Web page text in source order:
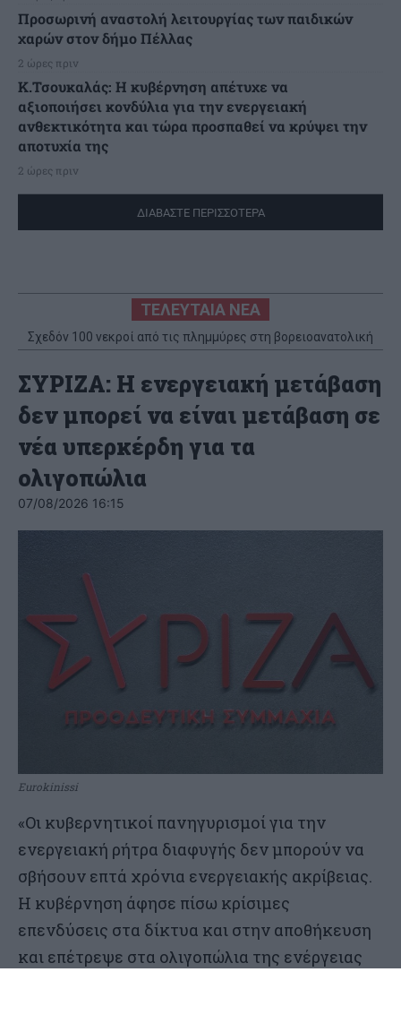
Προσωρινή αναστολή λειτουργίας των παιδικών
χαρών στον δήμο Πέλλας
2 ώρες πριν
Κ.Τσουκαλάς: Η κυβέρνηση απέτυχε να
αξιοποιήσει κονδύλια για την ενεργειακή
ανθεκτικότητα και τώρα προσπαθεί να κρύψει την
αποτυχία της
2 ώρες πριν
ΔΙΑΒΑΣΤΕ ΠΕΡΙΣΣΟΤΕΡΑ